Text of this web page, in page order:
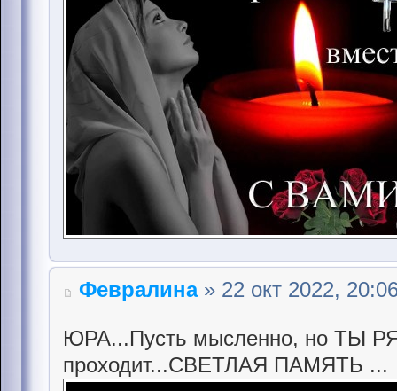
Февралина» 22 окт 2022,
ЮРА...Пусть мысленно, но ТЫ
проходит...СВЕТЛАЯ ПАМЯТЬ ...